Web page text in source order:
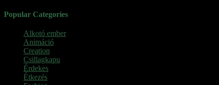
Popular Categories
Alkotó ember
Animáció
Creation
Csillagkapu
Érdekes
Étkezés